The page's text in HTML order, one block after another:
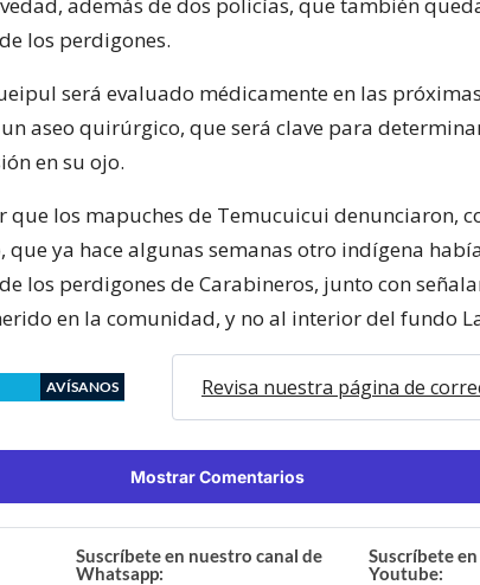
los perdigones.
será evaluado médicamente en las
aseo quirúrgico, que será clave para
en su ojo.
que los mapuches de Temucuicui denunciaron,
que ya hace algunas semanas otro indígena
los perdigones de Carabineros, junto con
en la comunidad, y no al interior del fundo
AVÍSANOS Revisa nuestra página de
Mostrar Comentarios
Suscríbete en nuestro canal de
Whatsapp:
Suscríbete
Youtube: